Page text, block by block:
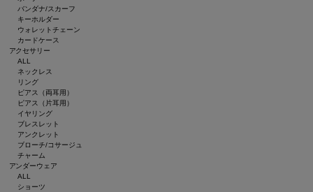
バンダナ/スカーフ
キーホルダー
ウォレットチェーン
カードケース
アクセサリー
ALL
ネックレス
リング
ピアス（両耳用）
ピアス（片耳用）
イヤリング
ブレスレット
アンクレット
ブローチ/コサージュ
チャーム
アンダーウェア
ALL
ショーツ